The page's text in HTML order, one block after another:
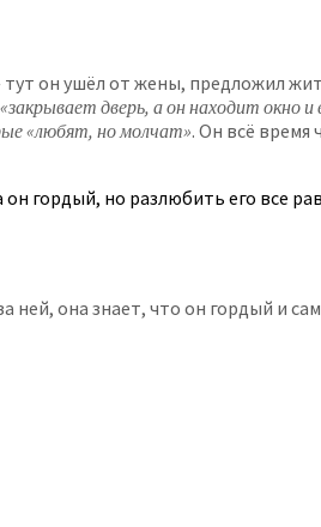
он ушёл от жены, предложил
«закрывает дверь, а он находит окно
«любят, но молчат». Он всё время
гордый, но разлюбить его все
ней, она знает, что он гордый и